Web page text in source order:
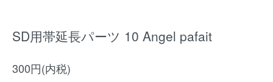
SD用帯延長パーツ 10 Angel pafait
300円(内税)